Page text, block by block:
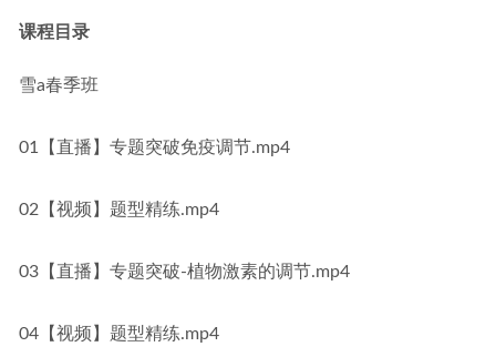
课程目录
雪a春季班
01【直播】专题突破免疫调节.mp4
02【视频】题型精练.mp4
03【直播】专题突破-植物激素的调节.mp4
04【视频】题型精练.mp4